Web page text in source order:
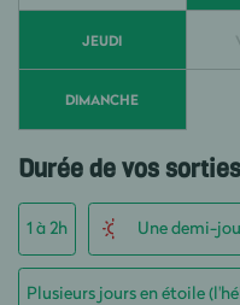
JEUDI
DIMANCHE
Durée de vos sorties
1 à 2h Une demi-
Plusieurs jours en étoile